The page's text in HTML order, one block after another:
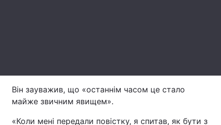
Архів
Контакти
Він зауважив, що «останнім часом це стало
майже звичним явищем».
«Коли мені передали повістку, я спитав, як бути з